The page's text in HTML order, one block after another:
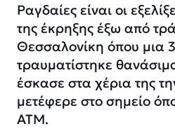
Ραγδαίες είναι οι
της έκρηξης έξω από
Θεσσαλονίκη όπου μια
τραυματίστηκε
έσκασε στα χέρια της
μετέφερε στο σημείο
ΑΤΜ.